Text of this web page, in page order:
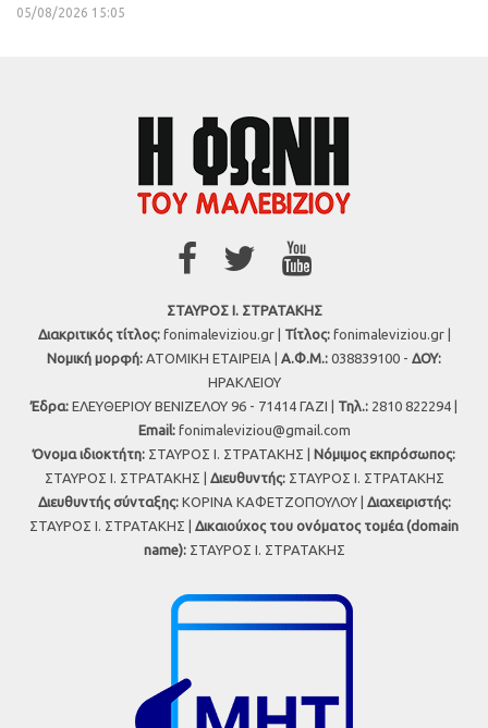
05/08/2026 15:05
ΣΤΑΥΡΟΣ Ι. ΣΤΡΑΤΑΚΗΣ
Διακριτικός τίτλος:fonimaleviziou.gr | Τίτλος:fonimaleviziou.gr |
Νομική μορφή: ΑΤΟΜΙΚΗ ΕΤΑΙΡΕΙΑ | Α.Φ.Μ.: 038839100 - ΔΟΥ:
ΗΡΑΚΛΕΙΟΥ
Έδρα: ΕΛΕΥΘΕΡΙΟΥ ΒΕΝΙΖΕΛΟΥ 96 - 71414 ΓΑΖΙ | Τηλ.: 2810 822294 |
Εmail: fonimaleviziou@gmail.com
Όνομα ιδιοκτήτη: ΣΤΑΥΡΟΣ Ι. ΣΤΡΑΤΑΚΗΣ | Νόμιμος εκπρόσωπος:
ΣΤΑΥΡΟΣ Ι. ΣΤΡΑΤΑΚΗΣ | Διευθυντής:ΣΤΑΥΡΟΣ Ι. ΣΤΡΑΤΑΚΗΣ
Διευθυντής σύνταξης:ΚΟΡΙΝΑ ΚΑΦΕΤΖΟΠΟΥΛΟΥ | Διαχειριστής:
ΣΤΑΥΡΟΣ Ι. ΣΤΡΑΤΑΚΗΣ | Δικαιούχος του ονόματος τομέα (domain
name):ΣΤΑΥΡΟΣ Ι. ΣΤΡΑΤΑΚΗΣ